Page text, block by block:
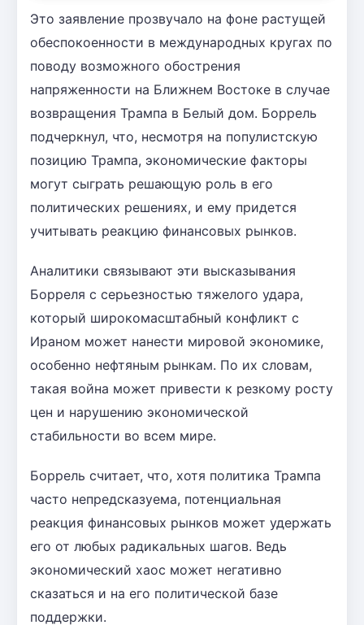
Это заявление прозвучало на фоне растущей
обеспокоенности в международных кругах по
поводу возможного обострения
напряженности на Ближнем Востоке в случае
возвращения Трампа в Белый дом. Боррель
подчеркнул, что, несмотря на популистскую
позицию Трампа, экономические факторы
могут сыграть решающую роль в его
политических решениях, и ему придется
учитывать реакцию финансовых рынков.
Аналитики связывают эти высказывания
Борреля с серьезностью тяжелого удара,
который широкомасштабный конфликт с
Ираном может нанести мировой экономике,
особенно нефтяным рынкам. По их словам,
такая война может привести к резкому росту
цен и нарушению экономической
стабильности во всем мире.
Боррель считает, что, хотя политика Трампа
часто непредсказуема, потенциальная
реакция финансовых рынков может удержать
его от любых радикальных шагов. Ведь
экономический хаос может негативно
сказаться и на его политической базе
поддержки.